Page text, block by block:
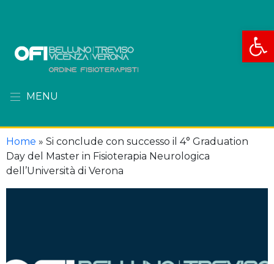
Apri
MENU
Home » Si conclude con successo il 4° Graduation
Day del Master in Fisioterapia Neurologica
dell’Università di Verona